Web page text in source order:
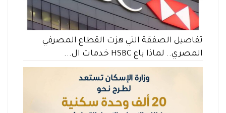
تفاصيل الصفقة التي هزت القطاع المصرفي
المصري.. لماذا باع HSBC خدمات ال...